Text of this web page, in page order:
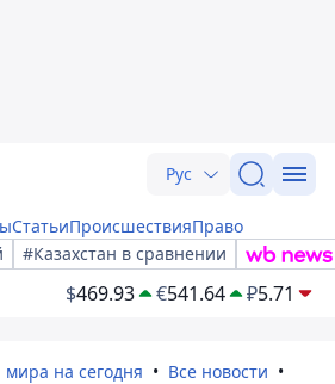
Рус
СтатьиПроисшествияПраво
#Казахстан в сравнении
$469.93 €541.64 ₽5.71
мира на сегодня
Все новости